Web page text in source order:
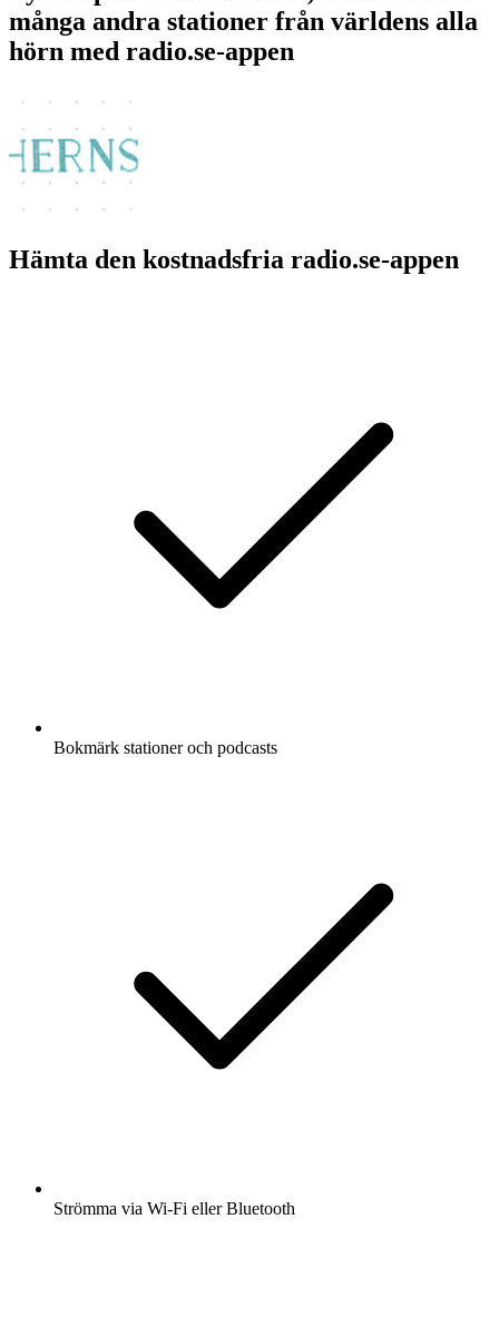
många andra stationer från världens alla
hörn med radio.se-appen
Hämta den kostnadsfria radio.se-appen
Bokmärk stationer och podcasts
Strömma via Wi-Fi eller Bluetooth